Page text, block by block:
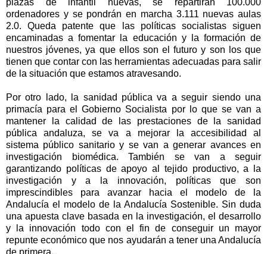
plazas de infantil nuevas, se repartirán 100.000
ordenadores y se pondrán en marcha 3.111 nuevas aulas
2.0. Queda patente que las políticas socialistas siguen
encaminadas a fomentar la educación y la formación de
nuestros jóvenes, ya que ellos son el futuro y son los que
tienen que contar con las herramientas adecuadas para salir
de la situación que estamos atravesando.
Por otro lado, la sanidad pública va a seguir siendo una
primacía para el Gobierno Socialista por lo que se van a
mantener la calidad de las prestaciones de la sanidad
pública andaluza, se va a mejorar la accesibilidad al
sistema público sanitario y se van a generar avances en
investigación biomédica. También se van a seguir
garantizando políticas de apoyo al tejido productivo, a la
investigación y a la innovación, políticas que son
imprescindibles para avanzar hacia el modelo de la
Andalucía el modelo de la Andalucía Sostenible. Sin duda
una apuesta clave basada en la investigación, el desarrollo
y la innovación todo con el fin de conseguir un mayor
repunte económico que nos ayudarán a tener una Andalucía